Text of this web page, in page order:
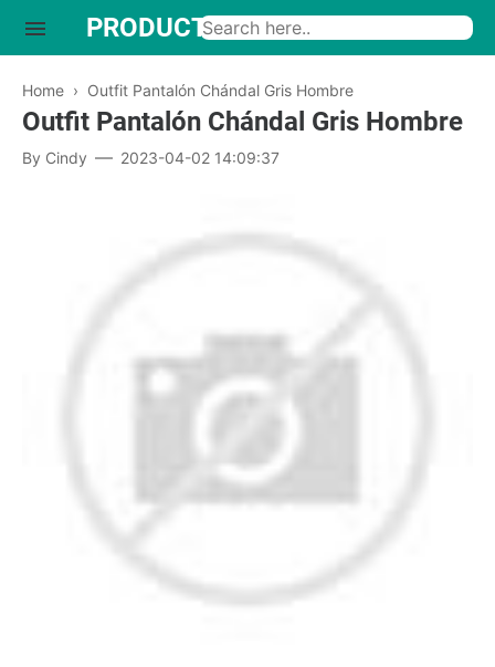
Home › Outfit Pantalón Chándal Gris Hombre
Outfit Pantalón Chándal Gris Hombre
By Cindy 2023-04-02 14:09:37